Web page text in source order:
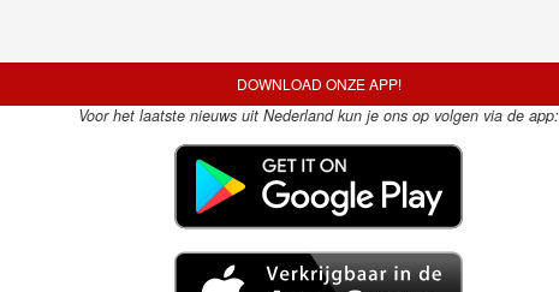
DOWNLOAD ONZE APP!
Voor het laatste nieuws uit Nederland kun je ons op volgen via de app: